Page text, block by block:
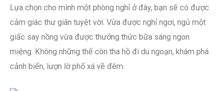
Lựa chọn cho mình một phòng nghỉ ở đây, bạn sẽ có được
cảm giác thư giãn tuyệt vời. Vừa được nghỉ ngơi, ngủ một
giấc say nồng vừa được thưởng thức bữa sáng ngon
miệng. Không những thế còn tha hồ đi du ngoạn, khám phá
cảnh biển, lượn lờ phố xá về đêm.